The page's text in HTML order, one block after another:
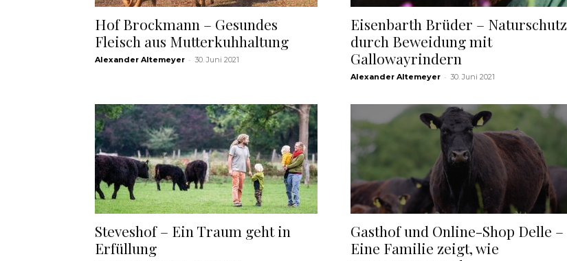
Hof Brockmann – Gesundes
Fleisch aus Mutterkuhhaltung
Alexander Altemeyer - 30. Juni 2021
Eisenbarth Brüder – Naturschutz
durch Beweidung mit
Gallowayrindern
Alexander Altemeyer - 30. Juni 2021
Steveshof – Ein Traum geht in
Erfüllung
Gasthof und Online-Shop Delle –
Eine Familie zeigt, wie